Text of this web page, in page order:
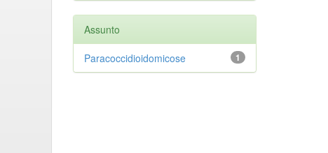
Assunto
1
Paracoccidioidomicose